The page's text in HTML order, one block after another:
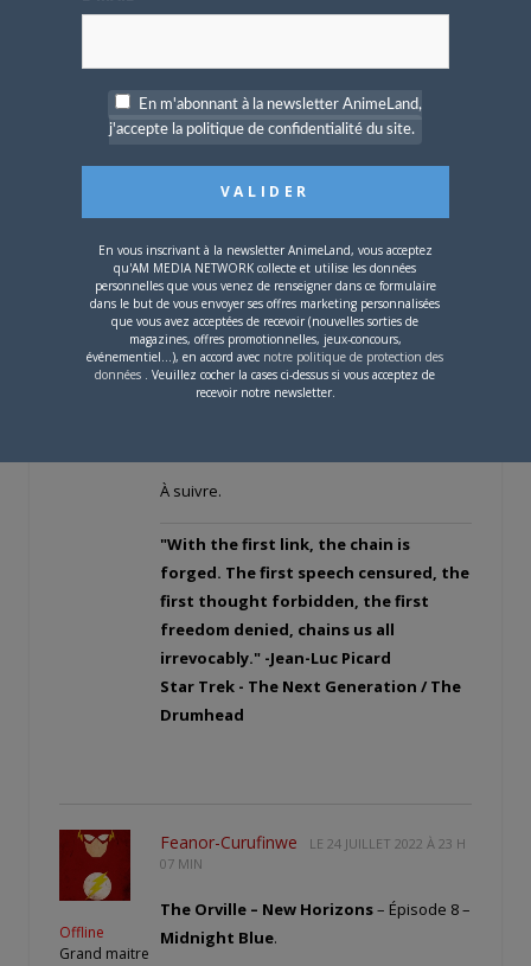
le dernier épisode, et on peut dire qu’ils
de sécurité. J’adore cette série. Et voilà sur
quoi je tombe sur YT et qui ne fait que me
donner plus encore envie de revoir tout
Tiré par les cheveux ? Oui, mais
À suivre.
"With the first link, the chain is
forged. The first speech censured, the
first thought forbidden, the first
freedom denied, chains us all
irrevocably." -Jean-Luc Picard
Star Trek - The Next Generation / The
Drumhead
Offline
Grand maitre
Feanor-Curufinwe LE 24 JUILLET 2022 À 23 H
07 MIN
The Orville – New Horizons– Épisode 8 –
Midnight Blue.
En m'abonnant à la newsletter AnimeLand,
j'accepte la politique de confidentialité du site.
En vous inscrivant à la newsletter AnimeLand, vous acceptez
qu'AM MEDIA NETWORK collecte et utilise les données
personnelles que vous venez de renseigner dans ce formulaire
dans le but de vous envoyer ses offres marketing personnalisées
que vous avez acceptées de recevoir (nouvelles sorties de
magazines, offres promotionnelles, jeux-concours,
événementiel...), en accord avec notre politique de protection des
données . Veuillez cocher la cases ci-dessus si vous acceptez de
recevoir notre newsletter.